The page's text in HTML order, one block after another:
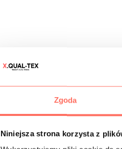
Zgoda
Niniejsza strona korzysta z